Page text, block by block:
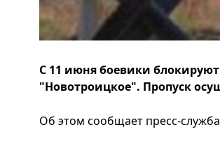
С 11 июня боевики
"Новотроицкое". Пропуск
Об этом сообщает пресс-